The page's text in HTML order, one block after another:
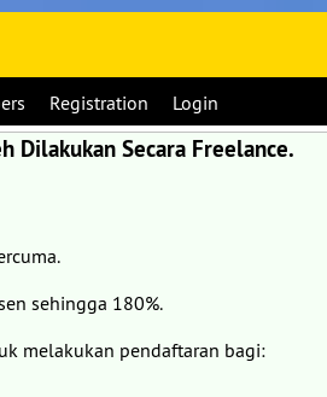
Registration Login
Dilakukan Secara Freelance.
sehingga 180%.
melakukan pendaftaran bagi: